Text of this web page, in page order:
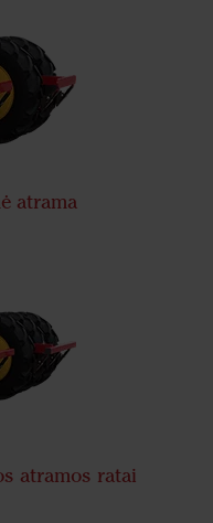
atrama
atramos ratai